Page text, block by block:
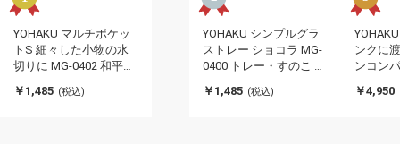
YOHAKU マルチポケッ
トS 細々した小物の水
切りに MG-0402 和平フ
整理
￥1,485 (税込)
YOHAKU シンプルグラ
ストレー ショコラ MG-
0400 トレー・すのこ 和
コップ グラス
￥1,485 (税込)
ンクに
ンコン
MG-
￥4,950